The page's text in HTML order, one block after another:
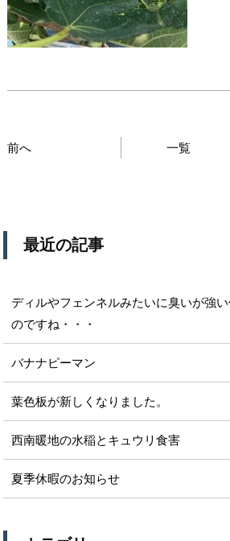
前へ 一覧
最近の記事
ディルやフェンネルみたいに臭いが強
のですね・・・
バナナピーマン
葉色板が新しくなりました。
西南暖地の水稲とキュウリ食害
夏季休暇のお知らせ